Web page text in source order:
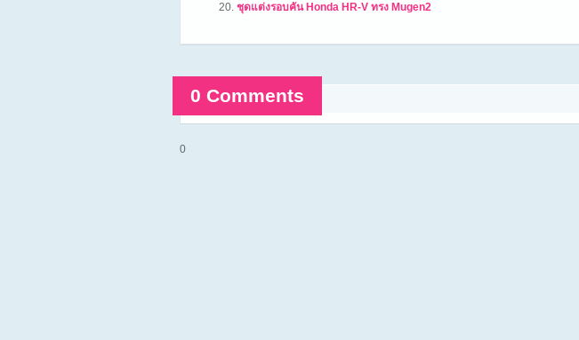
ชุดแต่งรอบคัน Honda HR-V ทรง Mugen2
0 Comments
Comments are closed.
0